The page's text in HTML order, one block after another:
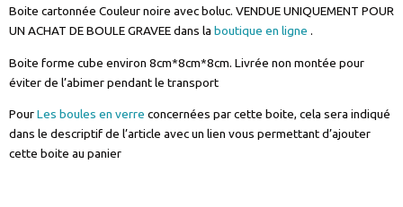
Boite cartonnée Couleur noire avec boluc. VENDUE UNIQUEMENT POUR
UN ACHAT DE BOULE GRAVEE dans la boutique en ligne .
Boite forme cube environ 8cm*8cm*8cm. Livrée non montée pour
éviter de l’abimer pendant le transport
PourLes boules en verre concernées par cette boite, cela sera indiqué
dans le descriptif de l’article avec un lien vous permettant d’ajouter
cette boite au panier